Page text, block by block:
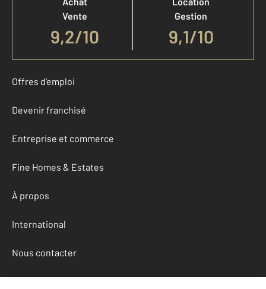
Vente
9,2/10
Gestion
9,1/10
Offres d'emploi
Devenir franchisé
Entreprise et commerce
Fine Homes & Estates
À propos
International
Nous contacter